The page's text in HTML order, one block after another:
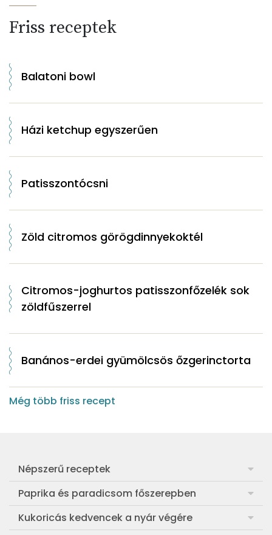
Friss receptek
Balatoni bowl
Házi ketchup egyszerűen
Patisszontócsni
Zöld citromos görögdinnyekoktél
Citromos-joghurtos patisszonfőzelék sok
zöldfűszerrel
Banános-erdei gyümölcsös őzgerinctorta
Még több friss recept
Népszerű receptek
Frankfurti leves
Egyszerű muffin
Paprika és paradicsom főszerepben
Pan con Tomate
Kukoricás kedvencek a nyár végére